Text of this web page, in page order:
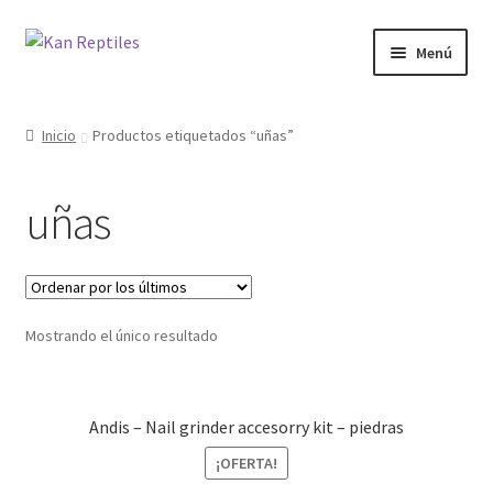
Ir
Ir
Menú
Blog
Inicio Productos etiquetados “uñas”
uñas
Mostrando el único resultado
Andis – Nail grinder accesorry kit – piedras
¡OFERTA!